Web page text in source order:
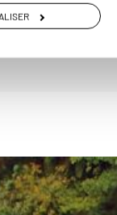
AU GUATEMALA